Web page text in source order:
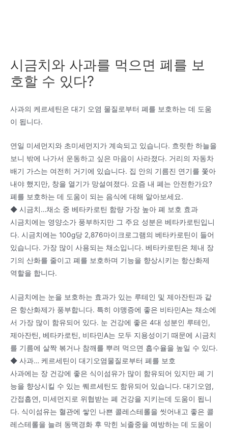
시금치와 사과를 먹으면 폐를 보
호할 수 있다?
사과의 케르세틴은 대기 오염 물질로부터 폐를 보호하는 데 도움
이 됩니다.
연일 미세먼지와 초미세먼지가 계속되고 있습니다. 흐릿한 하늘을
보니 밖에 나가서 운동하고 싶은 마음이 사라졌다. 거리의 자동차
배기 가스는 여전히 거기에 있습니다. 집 안의 기름진 연기를 쫓아
내야 했지만, 창을 열기가 망설여졌다. 요즘 내 폐는 안전한가요?
폐를 보호하는 데 도움이 되는 음식에 대해 알아보세요.
◆ 시금치…채소 중 베타카로틴 함량 가장 높아 폐 보호 효과
시금치에는 영양소가 풍부하지만 그 주요 성분은 베타카로틴입니
다. 시금치에는 100g당 2,876마이크로그램의 베타카로틴이 들어
있습니다. 가장 많이 사용되는 채소입니다. 베타카로틴은 체내 장
기의 산화를 줄이고 폐를 보호하며 기능을 향상시키는 항산화제
역할을 합니다.
시금치에는 눈을 보호하는 효과가 있는 루테인 및 제아잔틴과 같
은 항산화제가 풍부합니다. 특히 야맹증에 좋은 비타민A는 채소에
서 가장 많이 함유되어 있다. 눈 건강에 좋은 4대 성분인 루테인,
제아잔틴, 베타카로틴, 비타민A는 모두 지용성이기 때문에 시금치
를 기름에 살짝 볶거나 참깨를 뿌려 먹으면 흡수율을 높일 수 있다.
◆ 사과… 케르세틴이 대기오염물질로부터 폐를 보호
사과에는 장 건강에 좋은 식이섬유가 많이 함유되어 있지만 폐 기
능을 향상시킬 수 있는 퀘르세틴도 함유되어 있습니다. 대기오염,
간접흡연, 미세먼지로 위협받는 폐 건강을 지키는데 도움이 됩니
다. 식이섬유는 혈관에 쌓인 나쁜 콜레스테롤을 씻어내고 좋은 콜
레스테롤을 늘려 동맥경화 후 막힌 뇌졸중을 예방하는 데 도움이